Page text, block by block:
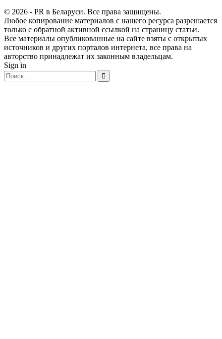
© 2026 - PR в Беларуси. Все права защищены.
Любое копирование материалов с нашего ресурса разрешается
только с обратной активной ссылкой на страницу статьи.
Все материалы опубликованные на сайте взяты с открытых
источников и других порталов интернета, все права на
авторство принадлежат их законным владельцам.
Sign in